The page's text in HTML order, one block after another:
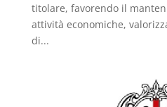
titolare, favorendo il
attività economiche,
di...